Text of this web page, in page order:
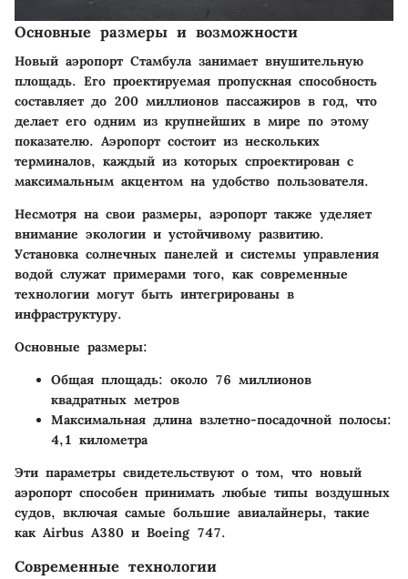
Основные размеры и возможности
Новый аэропорт Стамбула занимает внушительную
площадь. Его проектируемая пропускная способность
составляет до 200 миллионов пассажиров в год, что
делает его одним из крупнейших в мире по этому
показателю. Аэропорт состоит из нескольких
терминалов, каждый из которых спроектирован с
максимальным акцентом на удобство пользователя.
Несмотря на свои размеры, аэропорт также уделяет
внимание экологии и устойчивому развитию.
Установка солнечных панелей и системы управления
водой служат примерами того, как современные
технологии могут быть интегрированы в
инфраструктуру.
Основные размеры:
Общая площадь: около 76 миллионов
квадратных метров
Максимальная длина взлетно-посадочной полосы:
4,1 километра
Эти параметры свидетельствуют о том, что новый
аэропорт способен принимать любые типы воздушных
судов, включая самые большие авиалайнеры, такие
как Airbus A380 и Boeing 747.
Современные технологии